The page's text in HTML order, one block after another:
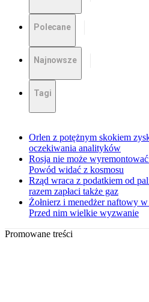
Polecane
Najnowsze
Tagi
Orlen z potężnym skokiem
oczekiwania analityków
Rosja nie może
Powód widać z kosmosu
Rząd wraca z podatkiem od
razem zapłaci także gaz
Żołnierz i menedżer naftowy
Przed nim wielkie wyzwanie
Promowane treści